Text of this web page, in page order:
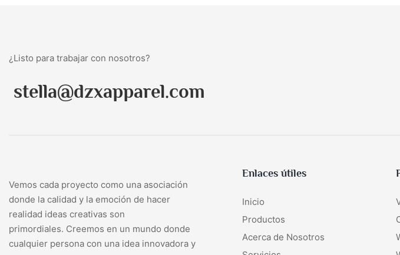
¿Listo para trabajar con nosotros?
stella@dzxapparel.com
Vemos cada proyecto como una asociación
donde la calidad y la emoción de hacer
realidad ideas creativas son
primordiales. Creemos en un mundo donde
cualquier persona con una idea innovadora y
Enlaces útiles
Inicio
Productos
Acerca de Nosotros